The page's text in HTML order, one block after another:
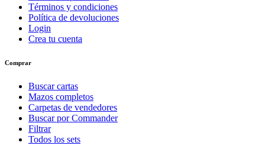
Términos y condiciones
Política de devoluciones
Login
Crea tu cuenta
Comprar
Buscar cartas
Mazos completos
Carpetas de vendedores
Buscar por Commander
Filtrar
Todos los sets